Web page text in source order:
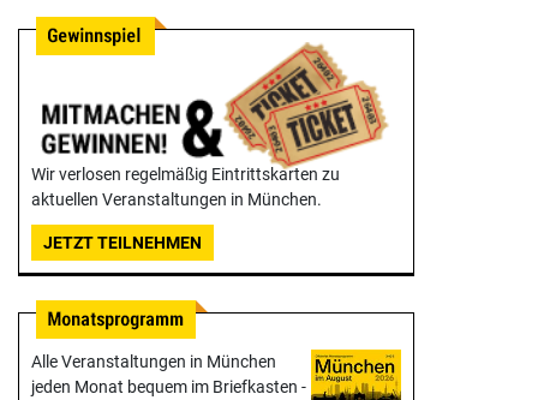
Wir verlosen regelmäßig Eintrittskarten zu
aktuellen Veranstaltungen in München.
JETZT TEILNEHMEN
Alle Veranstaltungen in München
jeden Monat bequem im Briefkasten -